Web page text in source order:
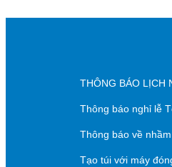
THÔNG BÁO LỊCH
Thông báo nghỉ lễ
Thông báo về
Tạo túi với máy